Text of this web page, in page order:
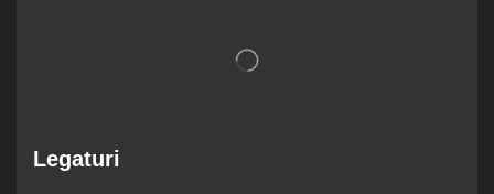
Legaturi